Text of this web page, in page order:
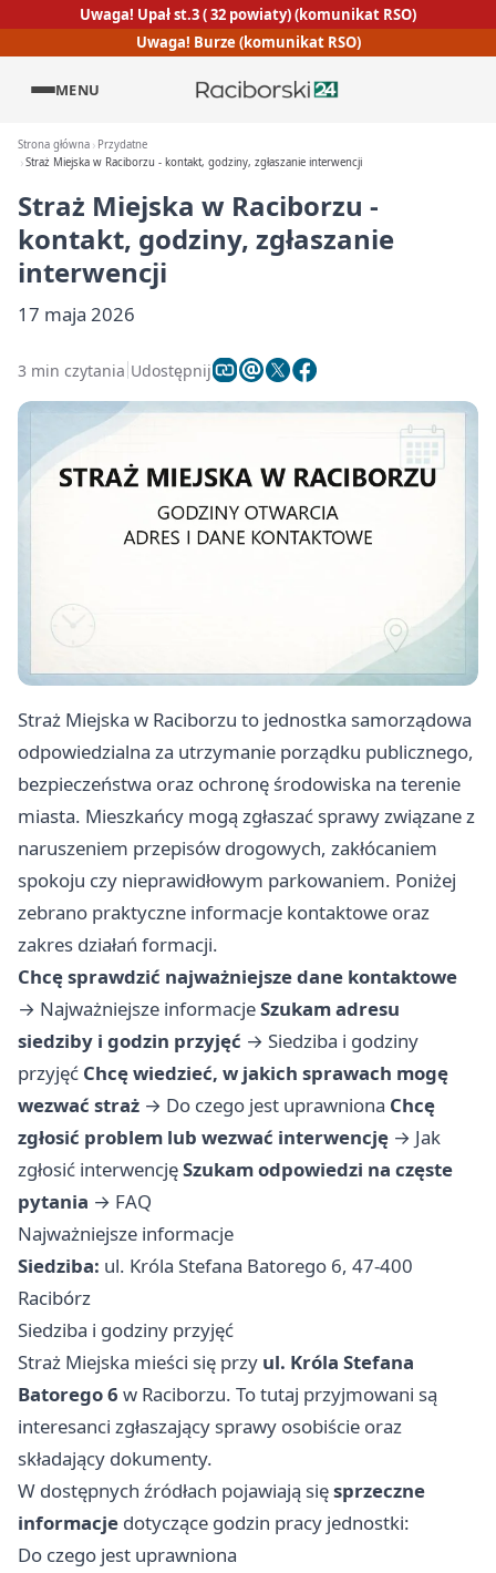
Uwaga! Upał st.3 ( 32 powiaty) (komunikat RSO)
Uwaga! Burze (komunikat RSO)
MENU
Strona główna
Przydatne
Straż Miejska w Raciborzu - kontakt, godziny, zgłaszanie interwencji
Straż Miejska w Raciborzu -
kontakt, godziny, zgłaszanie
interwencji
17 maja 2026
3 min czytania Udostępnij
Straż Miejska w Raciborzu to jednostka samorządowa
odpowiedzialna za utrzymanie porządku publicznego,
bezpieczeństwa oraz ochronę środowiska na terenie
miasta. Mieszkańcy mogą zgłaszać sprawy związane z
naruszeniem przepisów drogowych, zakłócaniem
spokoju czy nieprawidłowym parkowaniem. Poniżej
zebrano praktyczne informacje kontaktowe oraz
zakres działań formacji.
Chcę sprawdzić najważniejsze dane kontaktowe
→ Najważniejsze informacjeSzukam adresu
siedziby i godzin przyjęć → Siedziba i godziny
przyjęć Chcę wiedzieć, w jakich sprawach mogę
wezwać straż → Do czego jest uprawniona Chcę
zgłosić problem lub wezwać interwencję → Jak
zgłosić interwencjęSzukam odpowiedzi na częste
pytania → FAQ
Najważniejsze informacje
Siedziba: ul. Króla Stefana Batorego 6, 47-400
Racibórz
Siedziba i godziny przyjęć
Straż Miejska mieści się przy ul. Króla Stefana
Batorego 6 w Raciborzu. To tutaj przyjmowani są
interesanci zgłaszający sprawy osobiście oraz
składający dokumenty.
W dostępnych źródłach pojawiają sięsprzeczne
informacje dotyczące godzin pracy jednostki:
Do czego jest uprawniona